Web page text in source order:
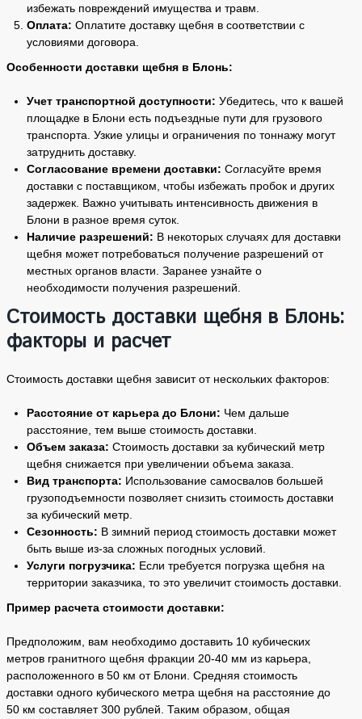
избежать повреждений имущества и травм.
Оплата: Оплатите доставку щебня в соответствии с
условиями договора.
Особенности доставки щебня в Блонь:
Учет транспортной доступности: Убедитесь, что к вашей
площадке в Блони есть подъездные пути для грузового
транспорта. Узкие улицы и ограничения по тоннажу могут
затруднить доставку.
Согласование времени доставки: Согласуйте время
доставки с поставщиком, чтобы избежать пробок и других
задержек. Важно учитывать интенсивность движения в
Блони в разное время суток.
Наличие разрешений: В некоторых случаях для доставки
щебня может потребоваться получение разрешений от
местных органов власти. Заранее узнайте о
необходимости получения разрешений.
Стоимость доставки щебня в Блонь:
факторы и расчет
Стоимость доставки щебня зависит от нескольких факторов:
Расстояние от карьера до Блони: Чем дальше
расстояние, тем выше стоимость доставки.
Объем заказа: Стоимость доставки за кубический метр
щебня снижается при увеличении объема заказа.
Вид транспорта: Использование самосвалов большей
грузоподъемности позволяет снизить стоимость доставки
за кубический метр.
Сезонность: В зимний период стоимость доставки может
быть выше из-за сложных погодных условий.
Услуги погрузчика: Если требуется погрузка щебня на
территории заказчика, то это увеличит стоимость доставки.
Пример расчета стоимости доставки:
Предположим, вам необходимо доставить 10 кубических
метров гранитного щебня фракции 20-40 мм из карьера,
расположенного в 50 км от Блони. Средняя стоимость
доставки одного кубического метра щебня на расстояние до
50 км составляет 300 рублей. Таким образом, общая